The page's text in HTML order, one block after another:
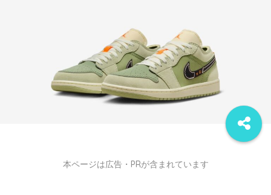
本ページは広告・PRが含まれています